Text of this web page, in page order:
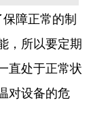
障正常的制
，所以要定期
直处于正常状
对设备的危